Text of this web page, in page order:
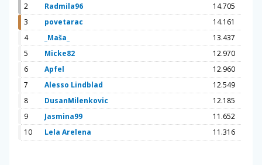
2
Radmila96
14.705
3
povetarac
14.161
4
_Maša_
13.437
5
Micke82
12.970
6
Apfel
12.960
7
Alesso Lindblad
12.549
8
DusanMilenkovic
12.185
9
Jasmina99
11.652
10
Lela Arelena 11.316